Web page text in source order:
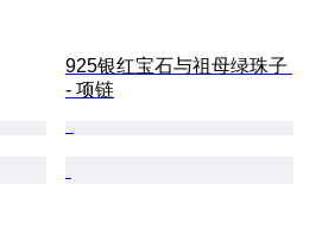
925银红宝石与祖母绿珠子
- 项链